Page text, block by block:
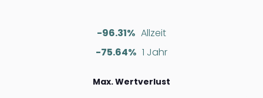
-96.31% Allzeit
-75.64% 1 Jahr
Max. Wertverlust